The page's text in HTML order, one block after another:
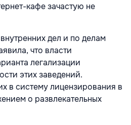
кафе зачастую не
дел и по делам
что власти
легализации
этих заведений.
в систему лицензирования в
о развлекательных